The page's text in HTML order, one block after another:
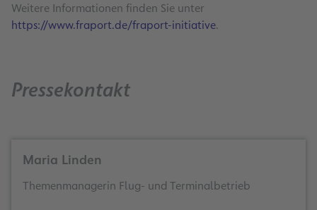
Weitere Informationen finden Sie unter
https://www.fraport.de/fraport-initiative.
Pressekontakt
Maria Linden
Themenmanagerin Flug- und Terminalbetrieb